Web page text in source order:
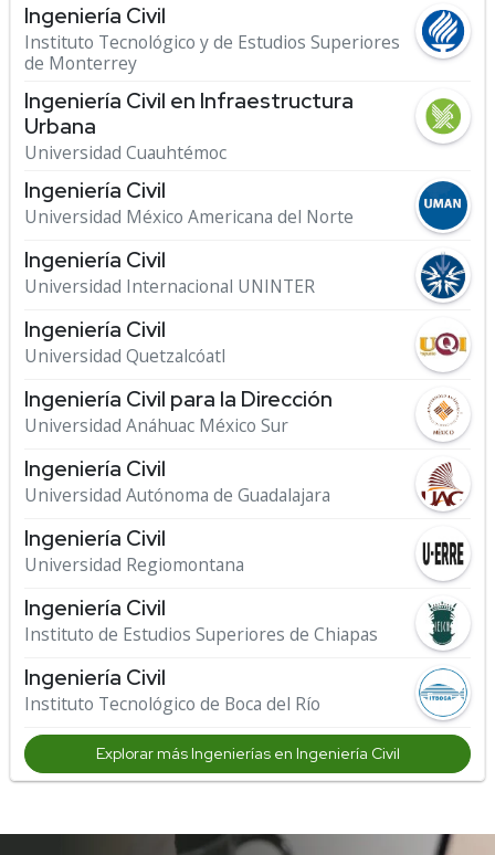
Ingeniería Civil
Instituto Tecnológico y de Estudios Superiores
de Monterrey
Ingeniería Civil en Infraestructura
Urbana
Universidad Cuauhtémoc
Ingeniería Civil
Universidad México Americana del Norte
Ingeniería Civil
Universidad Internacional UNINTER
Ingeniería Civil
Universidad Quetzalcóatl
Ingeniería Civil para la Dirección
Universidad Anáhuac México Sur
Ingeniería Civil
Universidad Autónoma de Guadalajara
Ingeniería Civil
Universidad Regiomontana
Ingeniería Civil
Instituto de Estudios Superiores de Chiapas
Ingeniería Civil
Instituto Tecnológico de Boca del Río
Explorar más Ingenierías en Ingeniería Civil